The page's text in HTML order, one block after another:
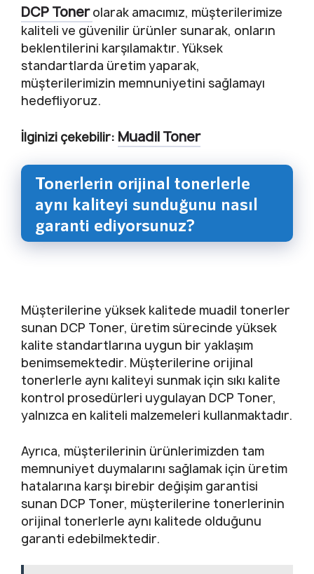
DCP Tonerolarak amacımız, müşterilerimize
kaliteli ve güvenilir ürünler sunarak, onların
beklentilerini karşılamaktır. Yüksek
standartlarda üretim yaparak,
müşterilerimizin memnuniyetini sağlamayı
hedefliyoruz.
İlginizi çekebilir: Muadil Toner
Tonerlerin orijinal tonerlerle
aynı kaliteyi sunduğunu nasıl
garanti ediyorsunuz?
Müşterilerine yüksek kalitede muadil tonerler
sunan DCP Toner, üretim sürecinde yüksek
kalite standartlarına uygun bir yaklaşım
benimsemektedir. Müşterilerine orijinal
tonerlerle aynı kaliteyi sunmak için sıkı kalite
kontrol prosedürleri uygulayan DCP Toner,
yalnızca en kaliteli malzemeleri kullanmaktadır.
Ayrıca, müşterilerinin ürünlerimizden tam
memnuniyet duymalarını sağlamak için üretim
hatalarına karşı birebir değişim garantisi
sunan DCP Toner, müşterilerine tonerlerinin
orijinal tonerlerle aynı kalitede olduğunu
garanti edebilmektedir.